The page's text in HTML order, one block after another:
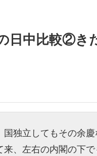
日中比較②き
国独立してもその余
、左右の内閣の下